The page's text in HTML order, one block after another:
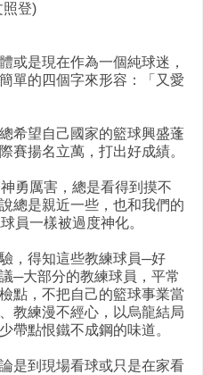
照登)
或是現在作為一個純球迷，
單的四個字來形容：「又愛
希望自己國家的籃球興盛蓬
賽揚名立萬，打出好成績。
勇厲害，總是看得到摸不
總是親近一些，也和我們的
員一樣被過度神化。
，得知這些教練球員─好
─大部分的教練球員，平常
點，不把自己的籃球事業當
教練漫不經心，以烏龍結局
帶點恨鐵不成鋼的味道。
是到現場看球或只是在家看